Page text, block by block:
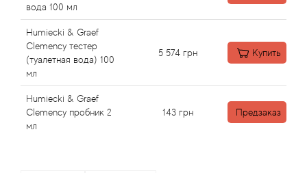
вода 100 мл
Humiecki & Graef
Clemency тестер
(туалетная вода) 100
мл
5 574 грн Купить
Humiecki & Graef
Clemency пробник 2
мл
143 грн Предзаказ
Alaia Paris
Alexander McQueen
Alexandre Barthet
Alexandre J